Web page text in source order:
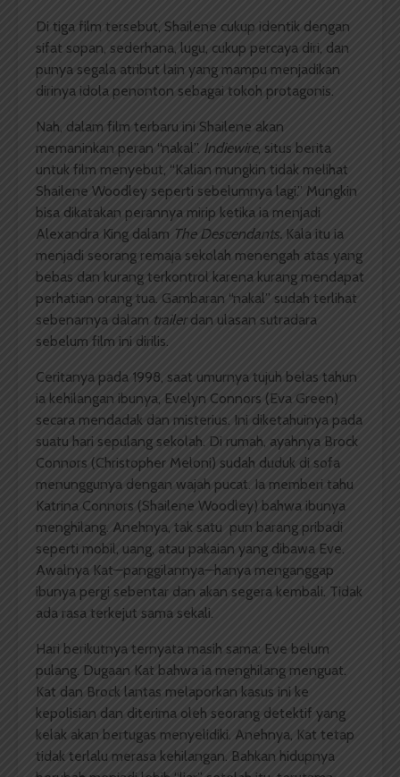
Di tiga film tersebut, Shailene cukup identik dengan
sifat sopan, sederhana, lugu, cukup percaya diri, dan
punya segala atribut lain yang mampu menjadikan
dirinya idola penonton sebagai tokoh protagonis.
Nah, dalam film terbaru ini Shailene akan
memaninkan peran “nakal”. Indiewire, situs berita
untuk film menyebut, “Kalian mungkin tidak melihat
Shailene Woodley seperti sebelumnya lagi.” Mungkin
bisa dikatakan perannya mirip ketika ia menjadi
Alexandra King dalam The Descendants. Kala itu ia
menjadi seorang remaja sekolah menengah atas yang
bebas dan kurang terkontrol karena kurang mendapat
perhatian orang tua. Gambaran “nakal” sudah terlihat
sebenarnya dalam trailerdan ulasan sutradara
sebelum film ini dirilis.
Ceritanya pada 1998, saat umurnya tujuh belas tahun
ia kehilangan ibunya, Evelyn Connors (Eva Green)
secara mendadak dan misterius. Ini diketahuinya pada
suatu hari sepulang sekolah. Di rumah, ayahnya Brock
Connors (Christopher Meloni) sudah duduk di sofa
menunggunya dengan wajah pucat. Ia memberi tahu
Katrina Connors (Shailene Woodley) bahwa ibunya
menghilang. Anehnya, tak satu pun barang pribadi
seperti mobil, uang, atau pakaian yang dibawa Eve.
Awalnya Kat—panggilannya—hanya menganggap
ibunya pergi sebentar dan akan segera kembali. Tidak
ada rasa terkejut sama sekali.
Hari berikutnya ternyata masih sama: Eve belum
pulang. Dugaan Kat bahwa ia menghilang menguat.
Kat dan Brock lantas melaporkan kasus ini ke
kepolisian dan diterima oleh seorang detektif yang
kelak akan bertugas menyelidiki. Anehnya, Kat tetap
tidak terlalu merasa kehilangan. Bahkan hidupnya